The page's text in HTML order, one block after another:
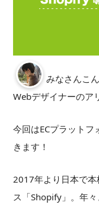
みなさんこ
Webデザイナーのア
今回はECプラット
きます！
2017年より日本で本
ス「Shopify」。年